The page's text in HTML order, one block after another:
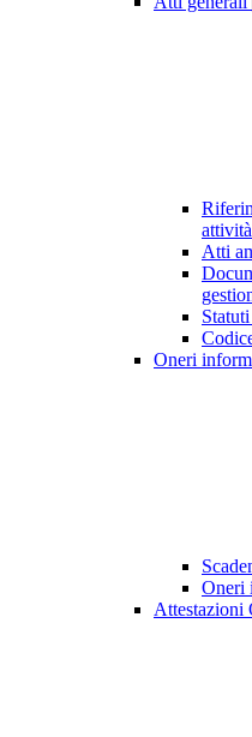
attività
Atti
Oneri
Oneri
Attestazioni